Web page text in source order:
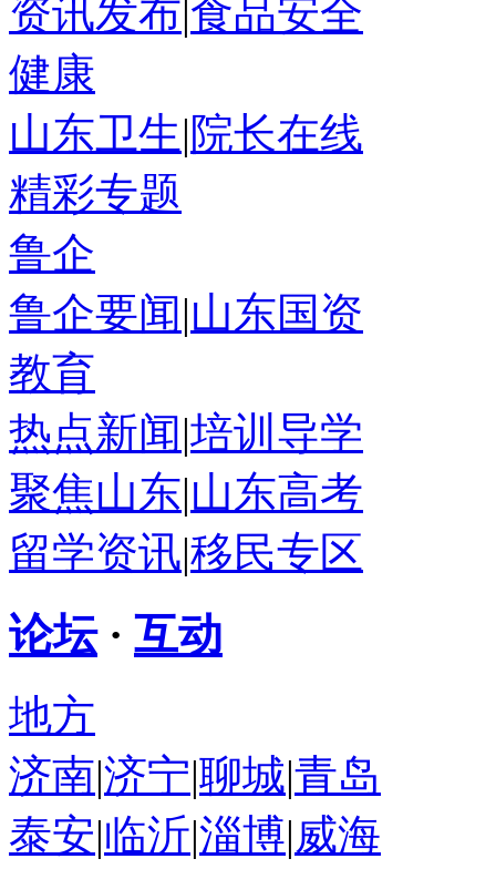
资讯发布 食品安全
健康
山东卫生|院长在线
精彩专题
鲁企
鲁企要闻|山东国资
教育
热点新闻|培训导学
聚焦山东|山东高考
留学资讯|移民专区
论坛· 互动
地方
济南|济宁|聊城|青岛
泰安|临沂|淄博|威海